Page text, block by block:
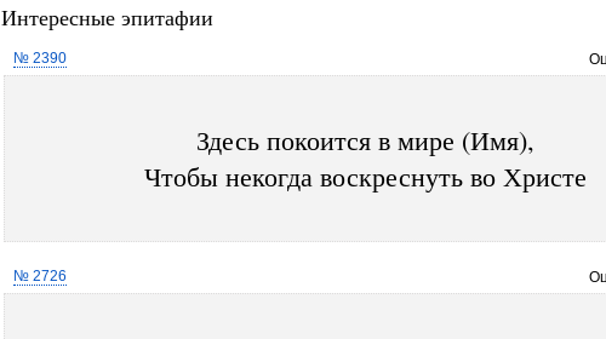
Интересные эпитафии
№ 2390
Здесь покоится в мире (Имя),
Чтобы некогда воскреснуть во Христе
№ 2726